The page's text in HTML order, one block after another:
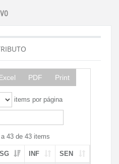
PDF Print
items por página
43 de 43 items
SG INF SEN